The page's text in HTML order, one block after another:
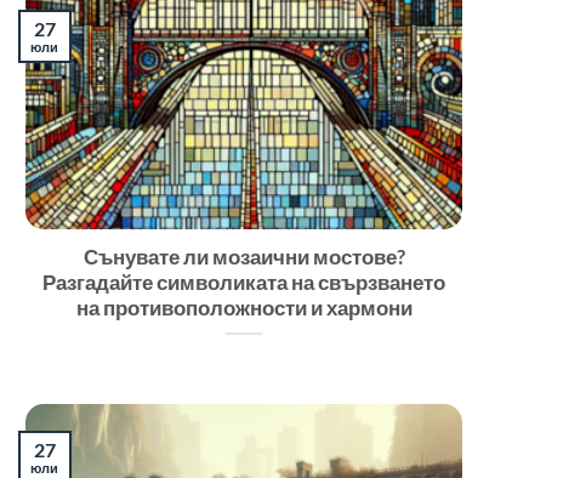
Сънувате ли мозаични мостове?
Разгадайте символиката на свързването
на противоположности и хармони
27
юли
27
юли